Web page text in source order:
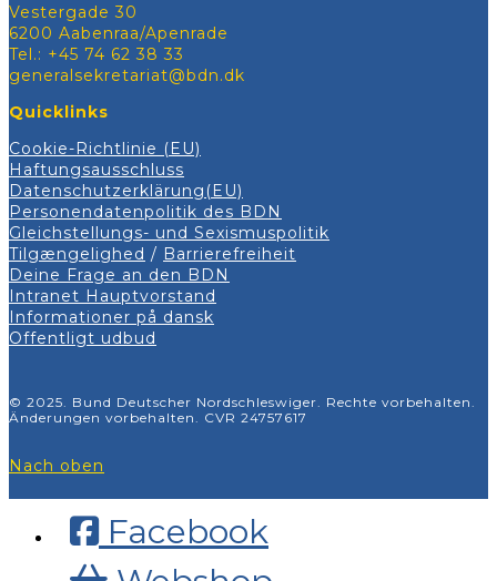
Vestergade 30
6200 Aabenraa/Apenrade
Tel.: +45 74 62 38 33
generalsekretariat@bdn.dk
Quicklinks
Cookie-Richtlinie (EU)
Haftungsausschluss
Datenschutzerklärung(EU)
Personendatenpolitik des BDN
Gleichstellungs- und Sexismuspolitik
Tilgængelighed / Barrierefreiheit
Deine Frage an den BDN
Intranet Hauptvorstand
Informationer på dansk
Offentligt udbud
© 2025. Bund Deutscher Nordschleswiger. Rechte vorbehalten.
Änderungen vorbehalten. CVR 24757617
Nach oben
Facebook